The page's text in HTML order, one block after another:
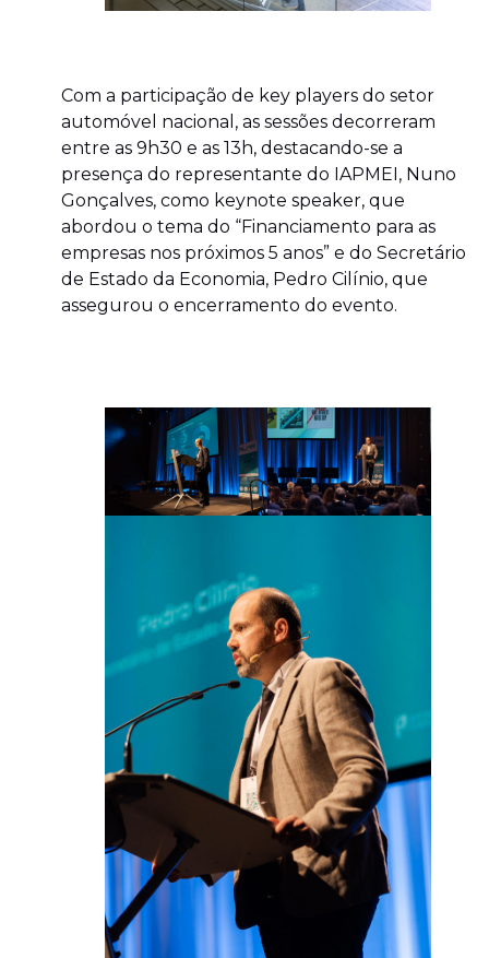
Com a participação de key players do setor
automóvel nacional, as sessões decorreram
entre as 9h30 e as 13h, destacando-se a
presença do representante do IAPMEI, Nuno
Gonçalves, como keynote speaker, que
abordou o tema do “Financiamento para as
empresas nos próximos 5 anos” e do Secretário
de Estado da Economia, Pedro Cilínio, que
assegurou o encerramento do evento.